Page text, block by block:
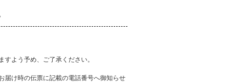
よう予め、ご了承ください。
届け時の伝票に記載の電話番号へ御知らせ